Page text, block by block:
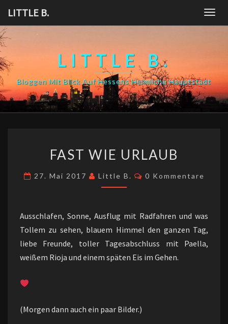
content
LITTLE B.
LITTLE B.
Bloggen Mit Blick Auf Hessens Heimliche Hauptstadt
WIE
FAST WIE URLAUB
27. Mai 2017 Little B. Kommentare
0 Kommentare
Ausschlafen, Sonne, Ausflug mit Radfahren und was
Tollem zu sehen, blauem Himmel den ganzen Tag,
liebe Freunde, toller Tagesabschluss mit Paella,
weißem Rioja und einem späten Eis im Gehen.
(Morgen dann auch ein paar Bilder.)